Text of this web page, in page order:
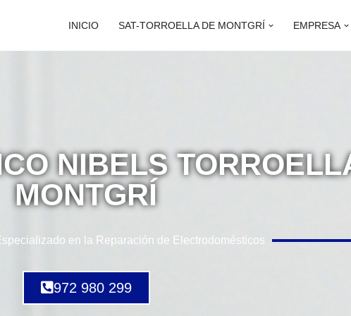
INICIO SAT-TORROELLA DE MONTGRÍ EMPRESA
NIBELS
MONTGRÍ
en la Reparación de Electrodomésticos
972 980 299